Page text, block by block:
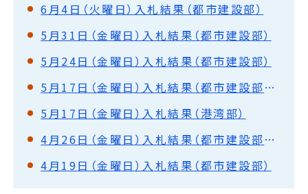
6月4日（火曜日）入札結果（都市建設部）
5月31日（金曜日）入札結果（都市建設部）
5月24日（金曜日）入札結果（都市建設部）
5月17日（金曜日）入札結果（都市建設部・水道部）
5月17日（金曜日）入札結果（港湾部）
4月26日（金曜日）入札結果（都市建設部・水道部）
4月19日（金曜日）入札結果（都市建設部）